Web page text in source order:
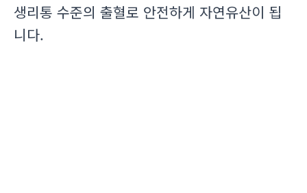
생리통 수준의 출혈로 안전하게 자연유산이 됩
니다.